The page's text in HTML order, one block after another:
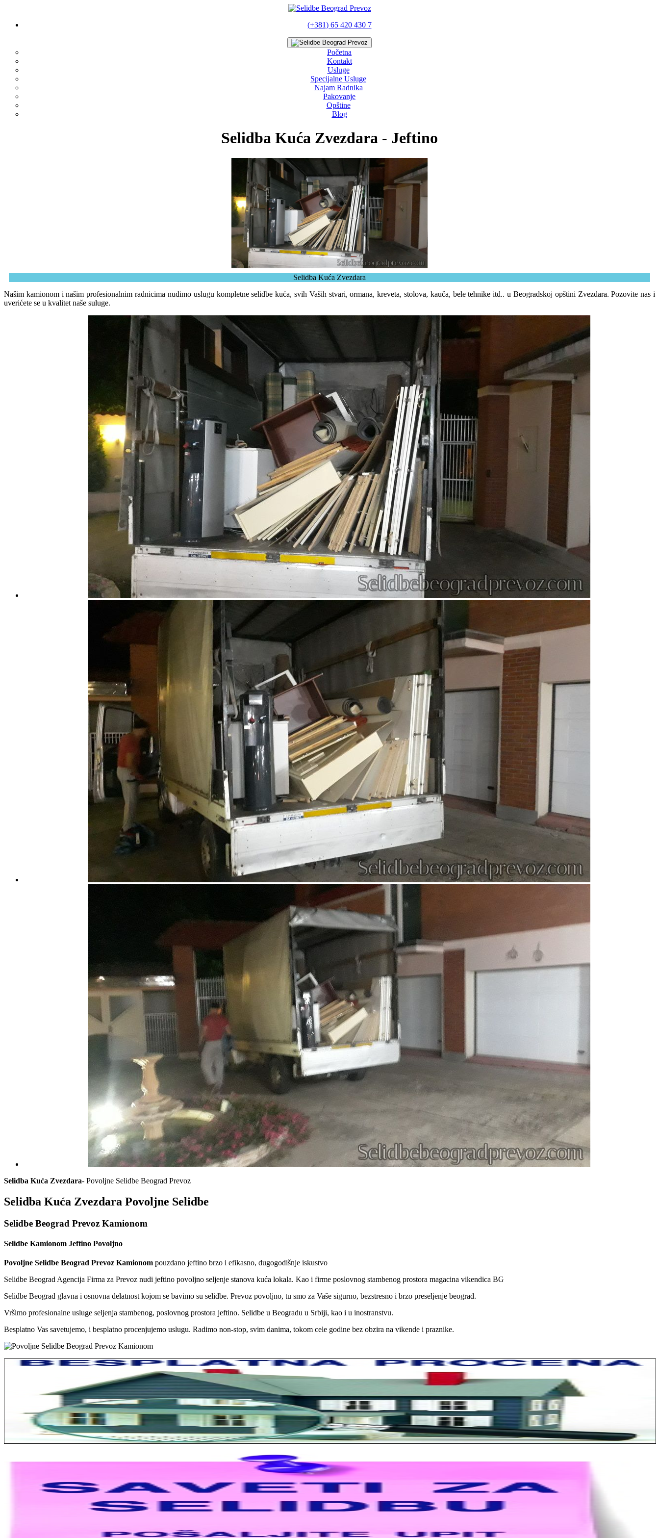
(+381) 65 420 430 7
Početna
Kontakt
Usluge
Specijalne Usluge
Najam Radnika
Pakovanje
Opštine
Blog
Selidba Kuća Zvezdara - Jeftino
Selidba Kuća Zvezdara
Našim kamionom i našim profesionalnim radnicima nudimo uslugu kompletne selidbe kuća, svih Vaših stvari, ormana, kreveta, stolova, kauča, bele tehnike itd.. u Beogradskoj opštini Zvezdara. Pozovite nas i
uverićete se u kvalitet naše suluge.
Selidba Kuća Zvezdara- Povoljne Selidbe Beograd Prevoz
Selidba Kuća Zvezdara Povoljne Selidbe
Selidbe Beograd Prevoz Kamionom
Selidbe Kamionom Jeftino Povoljno
Povoljne Selidbe Beograd Prevoz Kamionom pouzdano jeftino brzo i efikasno, dugogodišnje iskustvo
Selidbe Beograd Agencija Firma za Prevoz nudi jeftino povoljno seljenje stanova kuća lokala. Kao i firme poslovnog stambenog prostora magacina vikendica BG
Selidbe Beograd glavna i osnovna delatnost kojom se bavimo su selidbe. Prevoz povoljno, tu smo za Vaše sigurno, bezstresno i brzo preseljenje beograd.
Vršimo profesionalne usluge seljenja stambenog, poslovnog prostora jeftino. Selidbe u Beogradu u Srbiji, kao i u inostranstvu.
Besplatno Vas savetujemo, i besplatno procenjujemo uslugu. Radimo non-stop, svim danima, tokom cele godine bez obzira na vikende i praznike.
Jelena sa Čukarice: Mogu da pohvalim sve radnike u firmi jer su stvarno profesionalni. Iselili su moje stvari veoma pažljivo